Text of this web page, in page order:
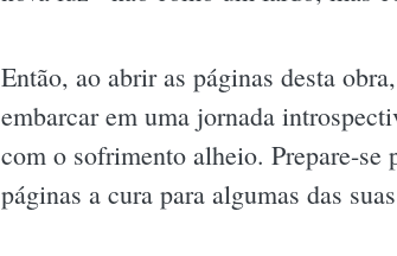
Então, ao abrir as páginas desta
embarcar em uma jornada
com o sofrimento alheio. Prepare-se
páginas a cura para algumas das